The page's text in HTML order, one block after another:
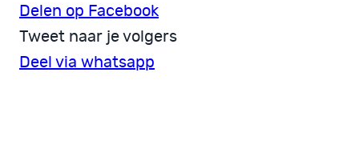
Delen op Facebook
Tweet naar je volgers
Deel via whatsapp